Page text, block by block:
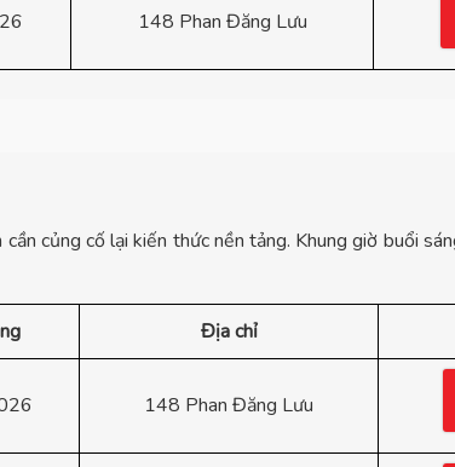
148 Phan Đăng Lưu
củng cố lại kiến thức nền tảng. Khung giờ buổi
Địa chỉ
148 Phan Đăng Lưu